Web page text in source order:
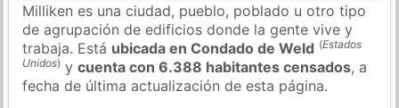
Milliken es una ciudad, pueblo, poblado u otro tipo
de agrupación de edificios donde la gente vive y
trabaja. Está ubicada en Condado de Weld (Estados
Unidos) ycuenta con 6.388 habitantes censados, a
fecha de última actualización de esta página.